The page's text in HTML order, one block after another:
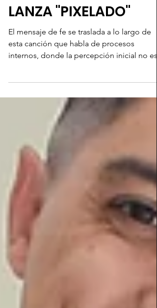
PUNTO APARTE!
LANZA "PIXELADO"
El mensaje de fe se traslada a lo largo de
esta canción que habla de procesos
en alta definición, pero se deja entrever.
"Pixelado" es la prueba de cómo actúan las
personas cuando se encuentran a mitad de
desde su Home Studio, Punto aparte! logra
un mayor aprendizaje y evita el uso de
amplificadores para obtener un sonido más
punk hardcore. "Invitamos a Lucas Díaz, que
es el baterista